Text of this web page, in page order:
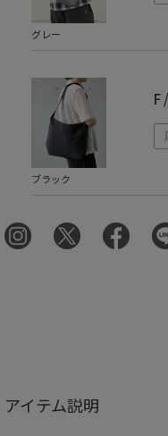
グレー
ブラック
F
アイテム説明